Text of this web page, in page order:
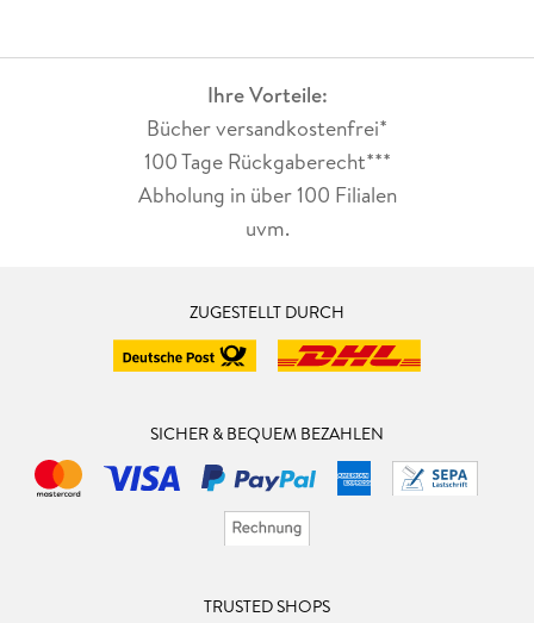
Ihre Vorteile:
Bücher versandkostenfrei*
100 Tage Rückgaberecht***
Abholung in über 100 Filialen
uvm.
ZUGESTELLT DURCH
SICHER & BEQUEM BEZAHLEN
TRUSTED SHOPS